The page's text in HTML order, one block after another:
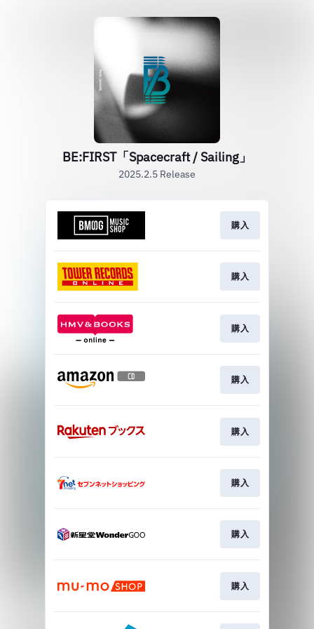
BE:FIRST「Spacecraft / Sailing」
2025.2.5 Release
購入
購入
購入
購入
購入
購入
購入
購入